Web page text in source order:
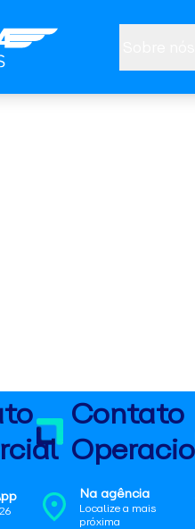
Contato
Na agência
Localize a mais
próxima